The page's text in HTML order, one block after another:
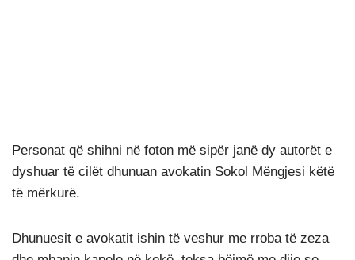
Personat që shihni në foton më sipër janë dy autorët e
dyshuar të cilët dhunuan avokatin Sokol Mëngjesi këtë
të mërkurë.
Dhunuesit e avokatit ishin të veshur me rroba të zeza